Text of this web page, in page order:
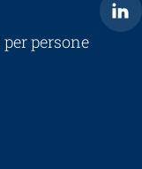
persone